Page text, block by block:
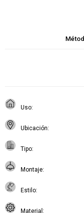
Uso
Ubicación
Tipo
Montaje
Estilo
Material